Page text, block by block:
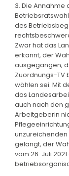
3. Die
des
Zwar hat das
erkannt, der
ausgegangen,
Zuordnungs-TV
wählen sei. Mit
das
auch nach den
Arbeitgeberin
gelangt, der
vom 26. Juli